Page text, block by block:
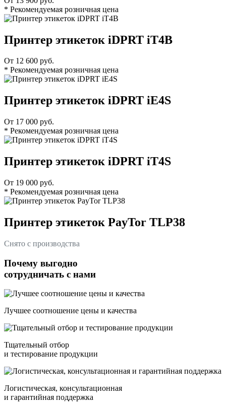
* Рекомендуемая розничная цена
Принтер этикеток iDPRT iT4B
От 12 600 руб.
* Рекомендуемая розничная цена
Принтер этикеток iDPRT iE4S
От 17 000 руб.
* Рекомендуемая розничная цена
Принтер этикеток iDPRT iT4S
От 19 000 руб.
* Рекомендуемая розничная цена
Принтер этикеток PayTor TLP38
Снято с производства
Почему выгодно
сотрудничать с нами
Лучшее соотношение цены и качества
Тщательный отбор
и тестирование продукции
Логистическая, консультационная
и гарантийная поддержка